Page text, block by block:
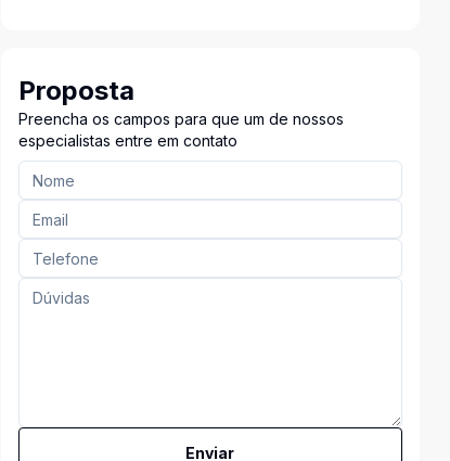
Proposta
Preencha os campos para que um de nossos
especialistas entre em contato
Enviar